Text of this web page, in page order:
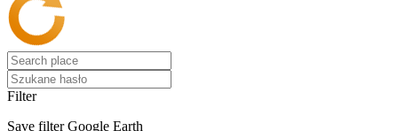
Filter
Save filter Google Earth